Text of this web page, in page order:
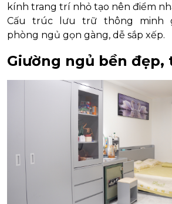
kính trang trí nhỏ tạo nên điểm
Cấu trúc lưu trữ thông minh
phòng ngủ gọn gàng, dễ sắp xếp.
Giường ngủ bền đẹp,